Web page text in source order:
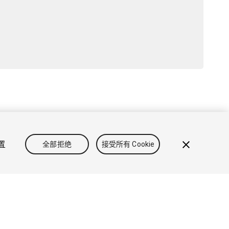
Cookie 不要出售或分享我的个人信息
全部拒绝 接受所有 Cookie